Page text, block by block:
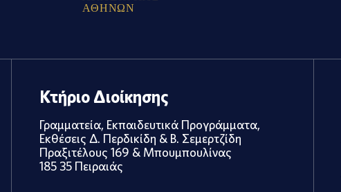
ΑΘΗΝΩΝ
Κτήριο Διοίκησης
Γραμματεία, Εκπαιδευτικά Προγράμματα,
Εκθέσεις Δ. Περδικίδη & Β. Σεμερτζίδη
Πραξιτέλους 169 & Μπουμπουλίνας
185 35 Πειραιάς